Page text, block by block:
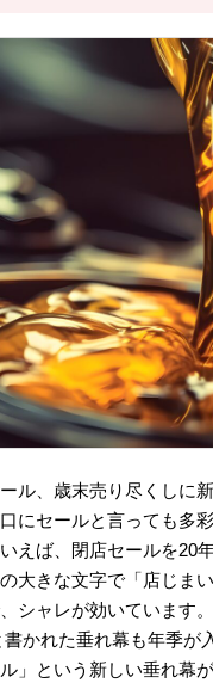
ル、歳末売り尽くしに
にセールと言っても多
えば、閉店セールを20
大きな文字で「店じま
シャレが効いています
かれた垂れ幕も年季が
」という新しい垂れ幕